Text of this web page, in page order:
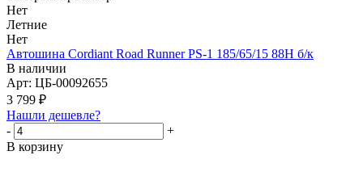
Нет
Летние
Нет
Автошина Cordiant Road Runner PS-1 185/65/15 88H б/к
В наличии
Арт: ЦБ-00092655
3 799 ₽
Нашли дешевле?
-
+
В корзину